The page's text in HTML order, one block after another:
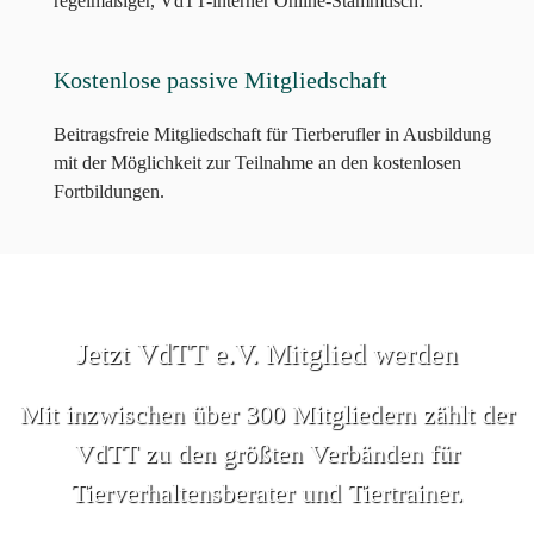
Kostenlose passive Mitgliedschaft
Beitragsfreie Mitgliedschaft für Tierberufler in Ausbildung
mit der Möglichkeit zur Teilnahme an den kostenlosen
Fortbildungen.
Jetzt VdTT e.V. Mitglied werden
Mit inzwischen über 300 Mitgliedern zählt der
VdTT zu den größten Verbänden für
Tierverhaltensberater und Tiertrainer.